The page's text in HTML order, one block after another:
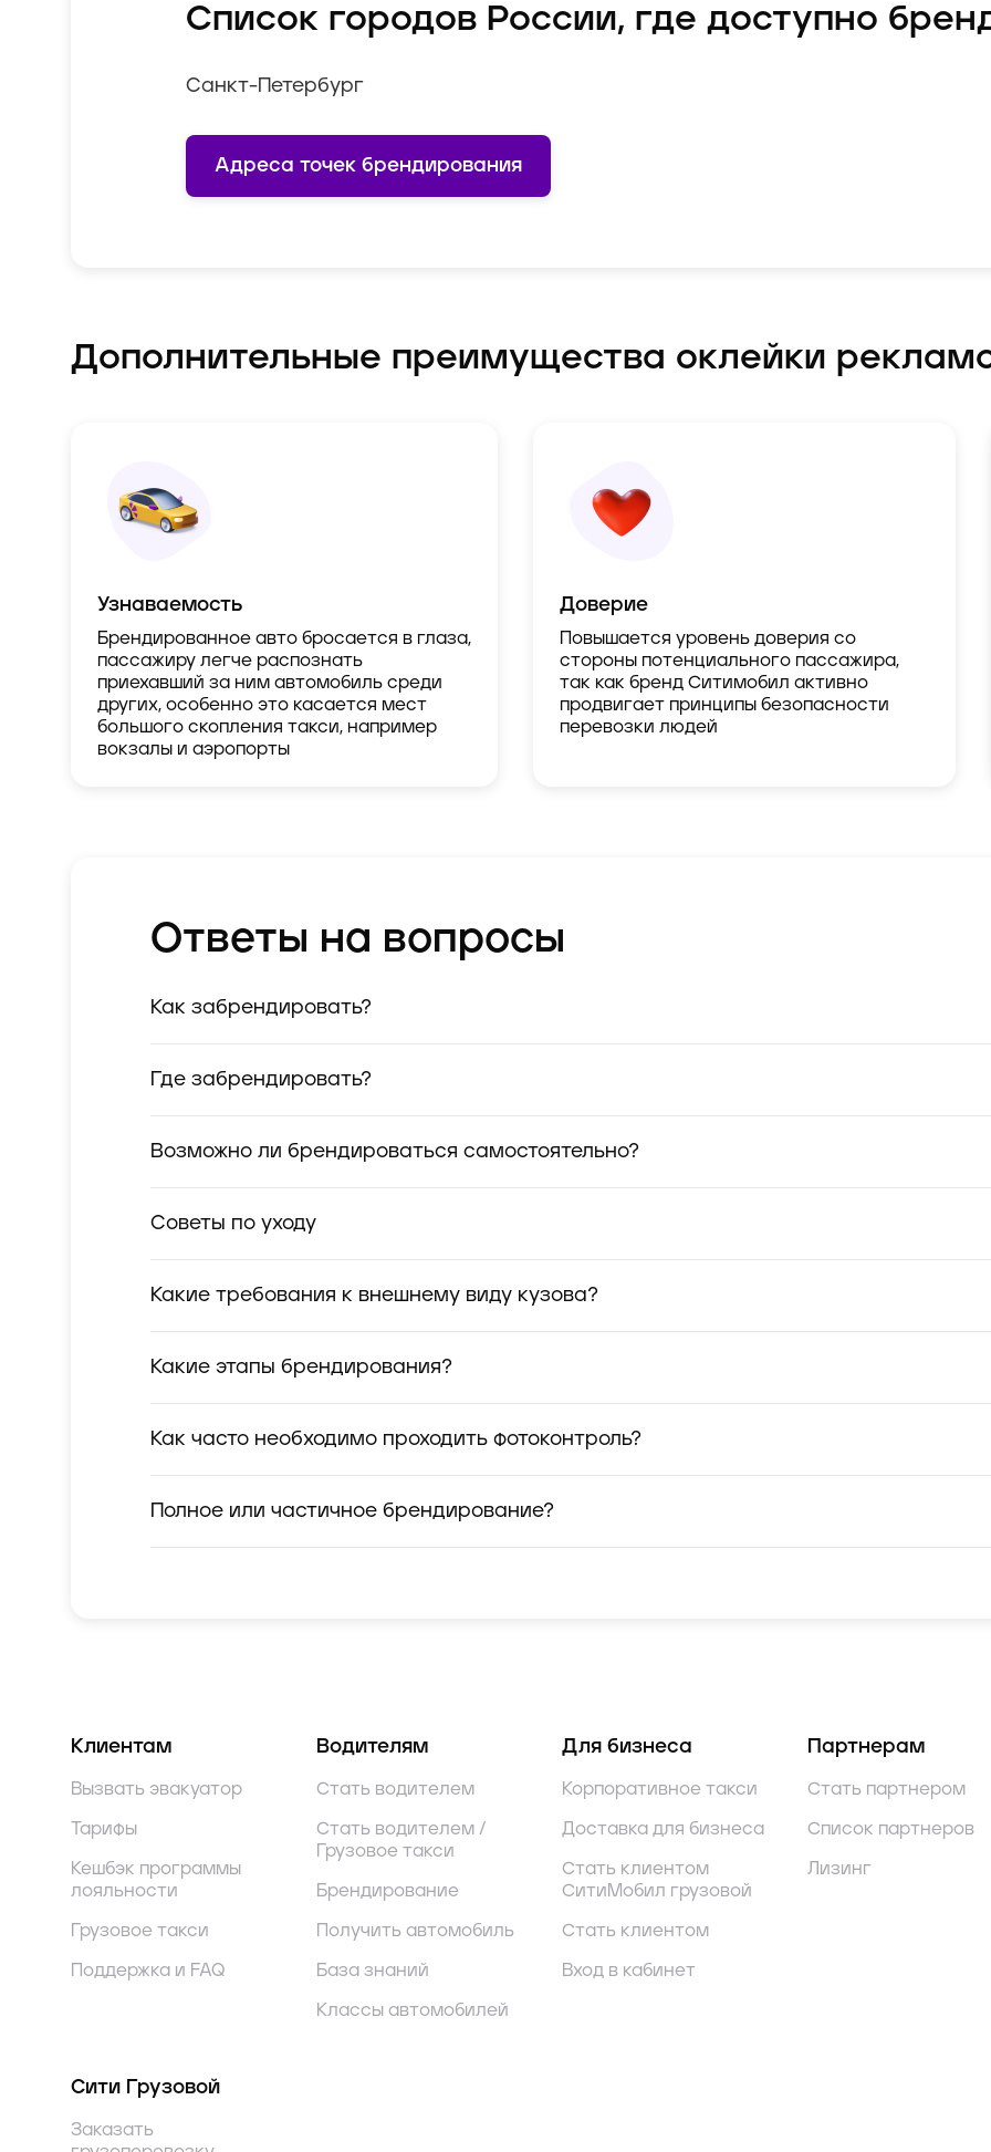
Список городов России, где доступно
Санкт-Петербург
Адреса точек брендирования
Дополнительные преимущества оклейки
Узнаваемость
Брендированное авто бросается в глаза,
пассажиру легче распознать
приехавший за ним автомобиль среди
других, особенно это касается мест
большого скопления такси, например
вокзалы и аэропорты
Доверие
Повышается уровень доверия со
стороны потенциального пассажира,
так как бренд Ситимобил активно
продвигает принципы безопасности
перевозки людей
Ответы на вопросы
Как забрендировать?
Где забрендировать?
Возможно ли брендироваться самостоятельно?
Советы по уходу
Какие требования к внешнему виду кузова?
Какие этапы брендирования?
Как часто необходимо проходить фотоконтроль?
Полное или частичное брендирование?
Клиентам
Вызвать эвакуатор
Тарифы
Кешбэк программы
лояльности
Грузовое такси
Поддержка и FAQ
Водителям
Стать водителем
Стать водителем /
Грузовое такси
Брендирование
Получить автомобиль
База знаний
Классы автомобилей
Для бизнеса
Корпоративное такси
Доставка для бизнеса
Стать клиентом
СитиМобил грузовой
Стать клиентом
Вход в кабинет
Партнерам
Стать партнером
Список партнеров
Лизинг
Сити Грузовой
Заказать